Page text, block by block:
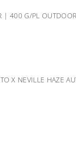
| 400 G/PL OUTDOOR
X NEVILLE HAZE